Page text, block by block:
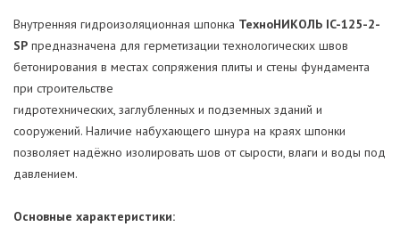
Внутренняя гидроизоляционная шпонка ТехноНИКОЛЬ IC-125-2-
SP предназначена для герметизации технологических швов
бетонирования в местах сопряжения плиты и стены фундамента
при строительстве
гидротехнических, заглубленных и подземных зданий и
сооружений. Наличие набухающего шнура на краях шпонки
позволяет надёжно изолировать шов от сырости, влаги и воды под
давлением.
Основные характеристики: